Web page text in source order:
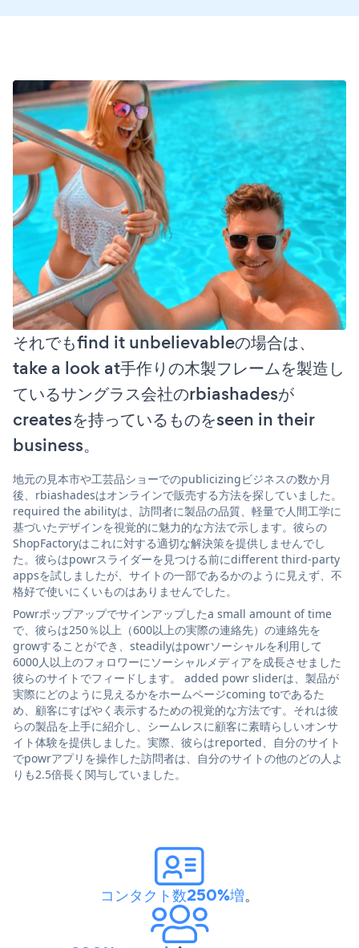
それでもfind it unbelievableの場合は、
take a look at手作りの木製フレームを製造し
ているサングラス会社のrbiashadesが
createsを持っているものをseen in their
business。
地元の見本市や工芸品ショーでのpublicizingビジネスの数か月
後、rbiashadesはオンラインで販売する方法を探していました。
required the abilityは、訪問者に製品の品質、軽量で人間工学に
基づいたデザインを視覚的に魅力的な方法で示します。彼らの
ShopFactoryはこれに対する適切な解決策を提供しませんでし
た。彼らはpowrスライダーを見つける前にdifferent third-party
appsを試しましたが、サイトの一部であるかのように見えず、不
格好で使いにくいものはありませんでした。
Powrポップアップでサインアップしたa small amount of time
で、彼らは250％以上（600以上の実際の連絡先）の連絡先を
growすることができ、steadilyはpowrソーシャルを利用して
6000人以上のフォロワーにソーシャルメディアを成長させました
彼らのサイトでフィードします。 added powr sliderは、製品が
実際にどのように見えるかをホームページcoming toであるた
め、顧客にすばやく表示するための視覚的な方法です。それは彼
らの製品を上手に紹介し、シームレスに顧客に素晴らしいオンサ
イト体験を提供しました。実際、彼らはreported、自分のサイト
でpowrアプリを操作した訪問者は、自分のサイトの他のどの人よ
りも2.5倍長く関与していました。
コンタクト数250%増。